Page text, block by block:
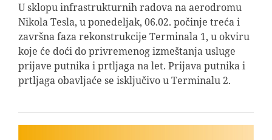
U sklopu infrastrukturnih radova na aerodromu
Nikola Tesla, u ponedeljak, 06.02. počinje treća i
završna faza rekonstrukcije Terminala 1, u okviru
koje će doći do privremenog izmeštanja usluge
prijave putnika i prtljaga na let. Prijava putnika i
prtljaga obavljaće se isključivo u Terminalu 2.